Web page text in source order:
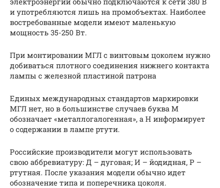
и употребляются лишь на промобъектах. Наиболее
востребованные модели имеют маленькую
мощность 35-250 Вт.
При монтировании МГЛ с винтовым цоколем нужно
добиваться плотного соединения нижнего контакта
лампы с железной пластиной патрона
Единых международных стандартов маркировки
МГЛ нет, но в большинстве случаев буква M
обозначает «металлогалогенная», а H информирует
о содержании в лампе ртути.
Российские производители могут использовать
свою аббревиатуру: Д – дуговая; И – йодидная, Р –
ртутная. После указания модели обычно идет
обозначение типа и поперечника цоколя.